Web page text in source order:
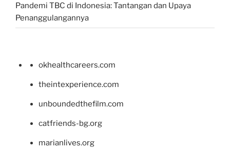
Pandemi TBC di Indonesia: Tantangan dan Upaya
Penanggulangannya
okhealthcareers.com
theintexperience.com
unboundedthefilm.com
catfriends-bg.org
marianlives.org